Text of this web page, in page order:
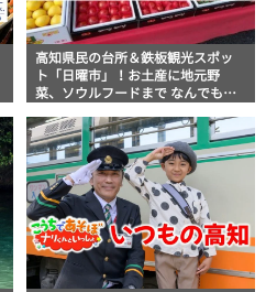
高知県民の台所＆鉄板観光スポッ
ト「日曜市」！お土産に地元野
菜、ソウルフードまで なんでもそ
説！